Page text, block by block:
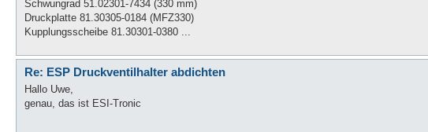
Schwungrad 51.02301-7434 (330 mm)
Druckplatte 81.30305-0184 (MFZ330)
Kupplungsscheibe 81.30301-0380 ...
Re: ESP Druckventilhalter abdichten
Hallo Uwe,
genau, das ist ESI-Tronic